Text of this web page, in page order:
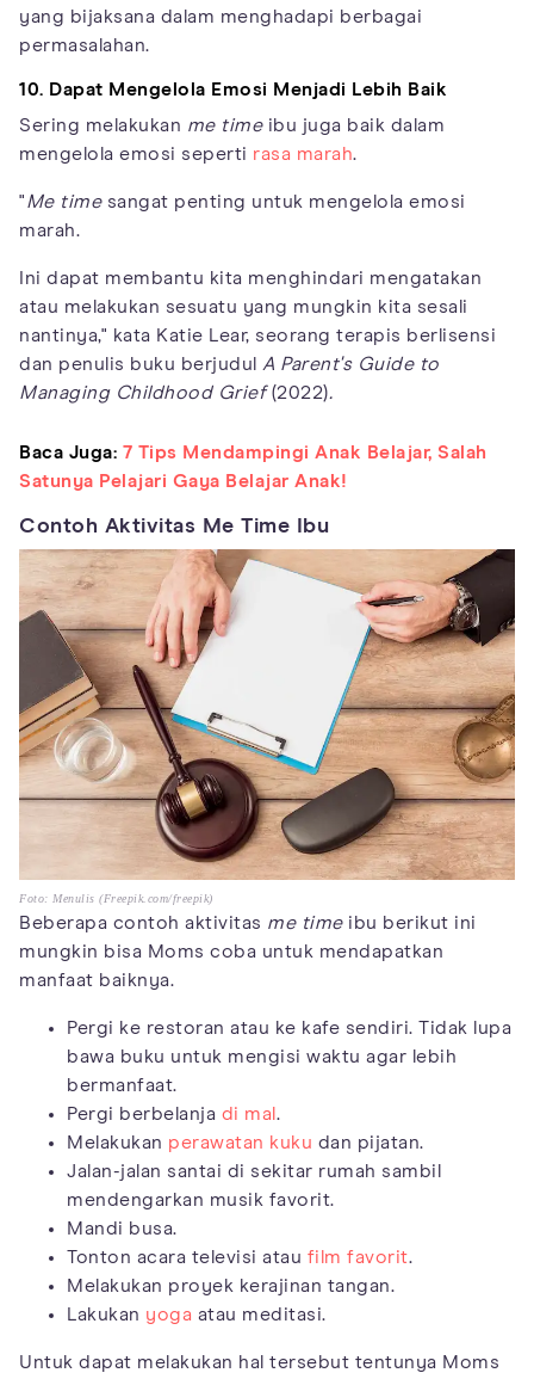
yang bijaksana dalam menghadapi berbagai
permasalahan.
10. Dapat Mengelola Emosi Menjadi Lebih Baik
Sering melakukan me timeibu juga baik dalam
mengelola emosi seperti rasa marah.
"Me timesangat penting untuk mengelola emosi
marah.
Ini dapat membantu kita menghindari mengatakan
atau melakukan sesuatu yang mungkin kita sesali
nantinya," kata Katie Lear, seorang terapis berlisensi
dan penulis buku berjudul A Parent's Guide to
Managing Childhood Grief(2022).
Baca Juga: 7 Tips Mendampingi Anak Belajar, Salah
Satunya Pelajari Gaya Belajar Anak!
Contoh Aktivitas Me Time Ibu
Foto: Menulis (Freepik.com/freepik)
Beberapa contoh aktivitas me timeibu berikut ini
mungkin bisa Moms coba untuk mendapatkan
manfaat baiknya.
Pergi ke restoran atau ke kafe sendiri. Tidak lupa
bawa buku untuk mengisi waktu agar lebih
bermanfaat.
Pergi berbelanja di mal .
Melakukan perawatan kuku dan pijatan.
Jalan-jalan santai di sekitar rumah sambil
mendengarkan musik favorit.
Mandi busa.
Tonton acara televisi atau film favorit.
Melakukan proyek kerajinan tangan.
Lakukan yoga atau meditasi.
Untuk dapat melakukan hal tersebut tentunya Moms